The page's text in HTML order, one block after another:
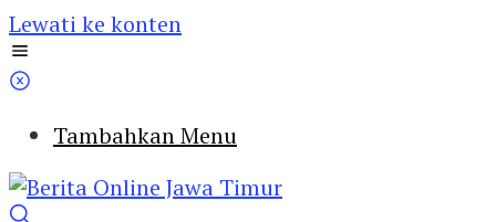
Lewati ke konten
Tambahkan Menu